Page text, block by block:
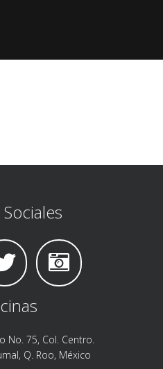
No. 75, Col. Centro.
Q. Roo, México